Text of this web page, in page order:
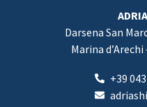
Darsena San
Marina
+39